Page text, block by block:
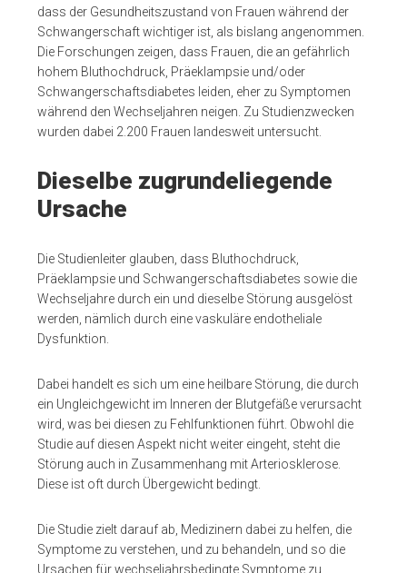
dass der Gesundheitszustand von Frauen während der
Schwangerschaft wichtiger ist, als bislang angenommen.
Die Forschungen zeigen, dass Frauen, die an gefährlich
hohem Bluthochdruck, Präeklampsie und/oder
Schwangerschaftsdiabetes leiden, eher zu Symptomen
während den Wechseljahren neigen. Zu Studienzwecken
wurden dabei 2.200 Frauen landesweit untersucht.
Dieselbe zugrundeliegende
Ursache
Die Studienleiter glauben, dass Bluthochdruck,
Präeklampsie und Schwangerschaftsdiabetes sowie die
Wechseljahre durch ein und dieselbe Störung ausgelöst
werden, nämlich durch eine vaskuläre endotheliale
Dysfunktion.
Dabei handelt es sich um eine heilbare Störung, die durch
ein Ungleichgewicht im Inneren der Blutgefäße verursacht
wird, was bei diesen zu Fehlfunktionen führt. Obwohl die
Studie auf diesen Aspekt nicht weiter eingeht, steht die
Störung auch in Zusammenhang mit Arteriosklerose.
Diese ist oft durch Übergewicht bedingt.
Die Studie zielt darauf ab, Medizinern dabei zu helfen, die
Symptome zu verstehen, und zu behandeln, und so die
Ursachen für wechseljahrsbedingte Symptome zu